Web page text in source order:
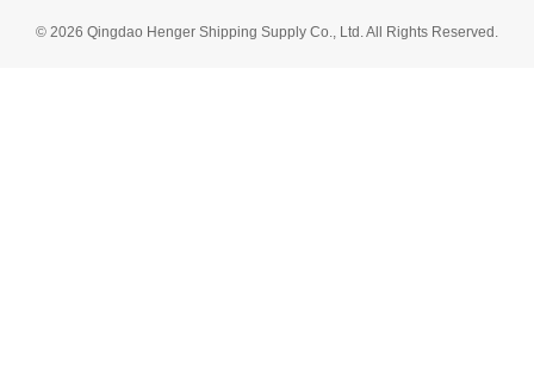
© 2026 Qingdao Henger Shipping Supply Co., Ltd. All Rights Reserved.